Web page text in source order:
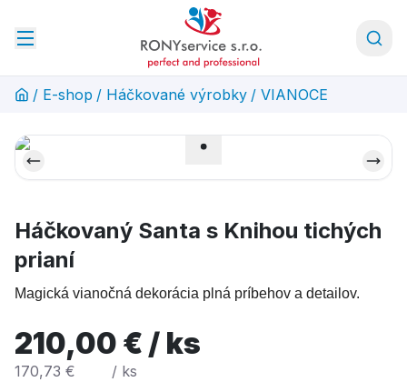
/ E-shop / Háčkované výrobky / VIANOCE
Háčkovaný Santa s Knihou tichých
prianí
Magická vianočná dekorácia plná príbehov a detailov.
210,00 € / ks
170,73 € / ks